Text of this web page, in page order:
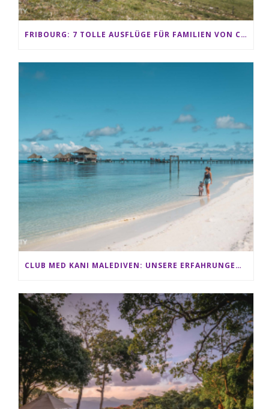
FRIBOURG: 7 TOLLE AUSFLÜGE FÜR FAMILIEN VON CHARMEY BIS LES PACCOTS
CLUB MED KANI MALEDIVEN: UNSERE ERFAHRUNGEN IM ALL-INCLUSIVE PARADIES